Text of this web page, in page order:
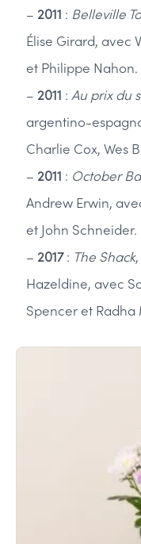
–2011 : Belleville
Élise Girard, avec
et Philippe Nahon.
–2011 :Au prix du
argentino-
Charlie Cox, Wes
–2011 : October
Andrew Erwin,
et John Schneider.
–2017: The Shack
Hazeldine, avec
Spencer et Radha